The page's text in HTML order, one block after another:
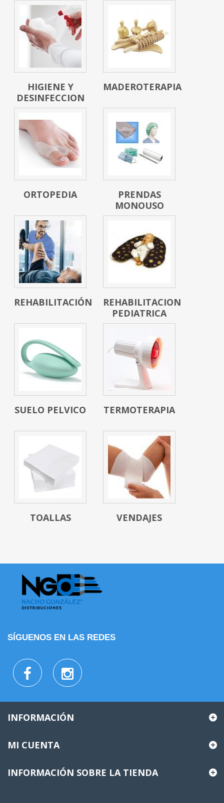
HIGIENE Y
DESINFECCION
MADEROTERAPIA
ORTOPEDIA
PRENDAS
MONOUSO
REHABILITACIÓN
REHABILITACION
PEDIATRICA
SUELO PELVICO TERMOTERAPIA
TOALLAS VENDAJES
SÍGUENOS EN LAS REDES
INFORMACIÓN
MI CUENTA
INFORMACIÓN SOBRE LA TIENDA